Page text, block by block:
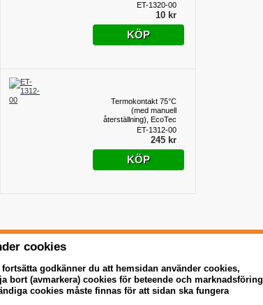
ET-1320-00
10 kr
KÖP
Termokontakt 75°C
(med manuell
återställning), EcoTec
ET-1312-00
245 kr
KÖP
cookies
fortsätta godkänner du att hemsidan använder cookies,
bort (avmarkera) cookies för beteende och marknadsföring
cookies måste finnas för att sidan ska fungera